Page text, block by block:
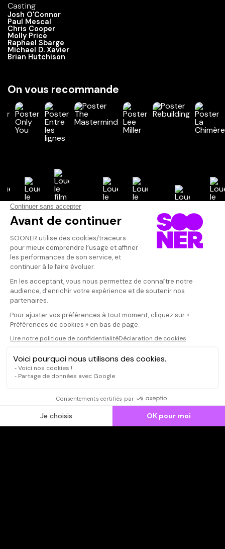
Casting
Josh O'Connor
Paul Mescal
Chris Cooper
Molly Price
Raphael Sbarge
Michael D. Xavier
Brian Hutchison
On vous recommande
Vos avis
Donnez votre avis
Votre note
Votre commentaire
Il faut vous connecter pour
publier un avis
CONNEXION
Un film plutôt
critique mais
sublime...
justesse et
Qui sommes-nous ?